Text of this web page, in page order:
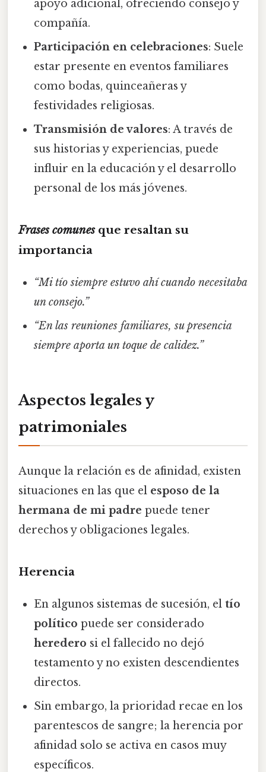
apoyo adicional, ofreciendo consejo y
compañía.
Participación en celebraciones: Suele
estar presente en eventos familiares
como bodas, quinceañeras y
festividades religiosas.
Transmisión de valores: A través de
sus historias y experiencias, puede
influir en la educación y el desarrollo
personal de los más jóvenes.
Frases comunesque resaltan su
importancia
“Mi tío siempre estuvo ahí cuando necesitaba
un consejo.”
“En las reuniones familiares, su presencia
siempre aporta un toque de calidez.”
Aspectos legales y
patrimoniales
Aunque la relación es de afinidad, existen
situaciones en las que el esposo de la
hermana de mi padre puede tener
derechos y obligaciones legales.
Herencia
En algunos sistemas de sucesión, eltío
político puede ser considerado
heredero si el fallecido no dejó
testamento y no existen descendientes
directos.
Sin embargo, la prioridad recae en los
parentescos de sangre; la herencia por
afinidad solo se activa en casos muy
específicos.